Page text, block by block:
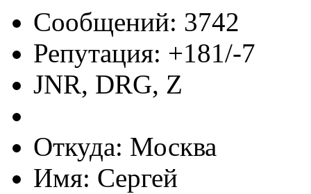
Сообщений: 3742
Репутация: +181/-7
JNR, DRG, Z
Откуда: Москва
Имя: Сергей